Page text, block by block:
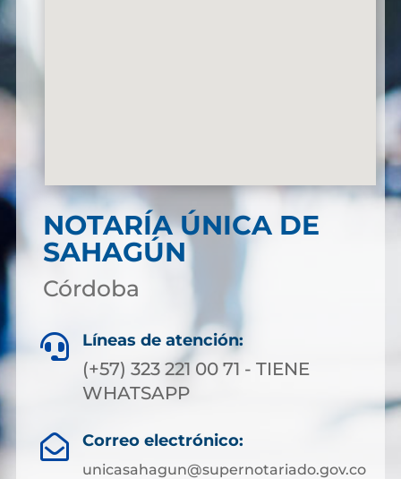
NOTARÍA ÚNICA DE
SAHAGÚN
Córdoba
 Líneas de atención:
(+57) 323 221 00 71 - TIENE
WHATSAPP
 Correo electrónico:
unicasahagun@supernotariado.gov.co